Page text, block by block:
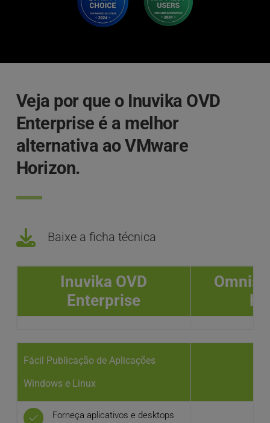
Veja por que o Inuvika OVD
Enterprise é a melhor
alternativa ao VMware
Horizon.
Baixe a ficha técnica
Inuvika OVD
Enterprise
Fácil Publicação de Aplicações
Windows e Linux
Forneça aplicativos e desktops